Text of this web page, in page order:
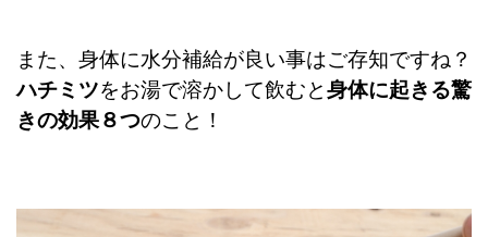
また、身体に水分補給が良い事はご存知ですね？
ハチミツをお湯で溶かして飲むと身体に起きる驚
きの効果８つのこと！